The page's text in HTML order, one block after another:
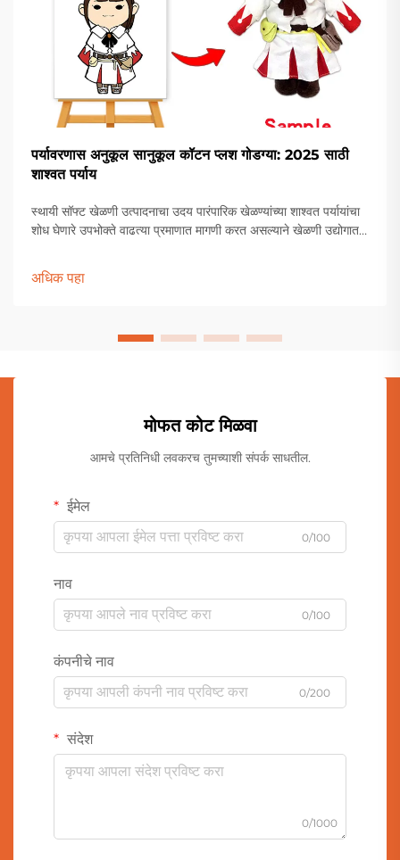
पर्यावरणास अनुकूल सानुकूल कॉटन प्लश गोडग्या: 2025 साठी
शाश्वत पर्याय
स्थायी सॉफ्ट खेळणी उत्पादनाचा उदय पारंपारिक खेळण्यांच्या शाश्वत पर्यायांचा
शोध घेणारे उपभोक्ते वाढत्या प्रमाणात मागणी करत असल्याने खेळणी उद्योगात
क...
अधिक पहा
मोफत कोट मिळवा
आमचे प्रतिनिधी लवकरच तुमच्याशी संपर्क साधतील.
ईमेल
0/100
नाव
0/100
कंपनीचे नाव
0/200
संदेश
0/1000